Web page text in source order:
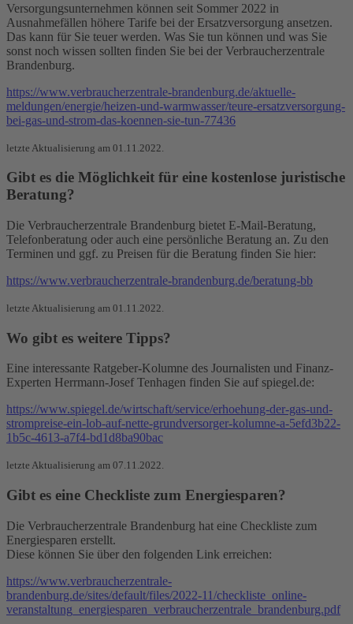
Versorgungsunternehmen können seit Sommer 2022 in
Ausnahmefällen höhere Tarife bei der Ersatzversorgung ansetzen.
Das kann für Sie teuer werden. Was Sie tun können und was Sie
sonst noch wissen sollten finden Sie bei der Verbraucherzentrale
Brandenburg.
https://www.verbraucherzentrale-brandenburg.de/aktuelle-
meldungen/energie/heizen-und-warmwasser/teure-ersatzversorgung-
bei-gas-und-strom-das-koennen-sie-tun-77436
letzte Aktualisierung am 01.11.2022.
Gibt es die Möglichkeit für eine kostenlose juristische
Beratung?
Die Verbraucherzentrale Brandenburg bietet E-Mail-Beratung,
Telefonberatung oder auch eine persönliche Beratung an. Zu den
Terminen und ggf. zu Preisen für die Beratung finden Sie hier:
https://www.verbraucherzentrale-brandenburg.de/beratung-bb
letzte Aktualisierung am 01.11.2022.
Wo gibt es weitere Tipps?
Eine interessante Ratgeber-Kolumne des Journalisten und Finanz-
Experten Herrmann-Josef Tenhagen finden Sie auf spiegel.de:
https://www.spiegel.de/wirtschaft/service/erhoehung-der-gas-und-
strompreise-ein-lob-auf-nette-grundversorger-kolumne-a-5efd3b22-
1b5c-4613-a7f4-bd1d8ba90bac
letzte Aktualisierung am 07.11.2022.
Gibt es eine Checkliste zum Energiesparen?
Die Verbraucherzentrale Brandenburg hat eine Checkliste zum
Energiesparen erstellt.
Diese können Sie über den folgenden Link erreichen:
https://www.verbraucherzentrale-
brandenburg.de/sites/default/files/2022-11/checkliste_online-
veranstaltung_energiesparen_verbraucherzentrale_brandenburg.pdf